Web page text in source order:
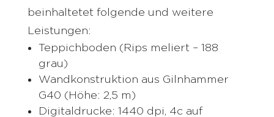
beinhaltetet folgende und weitere
Leistungen:
Teppichboden (Rips meliert – 188
grau)
Wandkonstruktion aus Gilnhammer
G40 (Höhe: 2,5 m)
Digitaldrucke: 1440 dpi, 4c auf